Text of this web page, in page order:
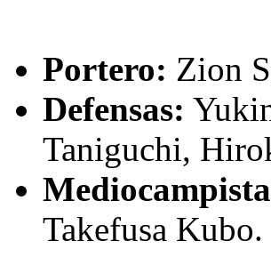
Portero: Zion
Defensas:
Taniguchi,
Takefusa Kubo.